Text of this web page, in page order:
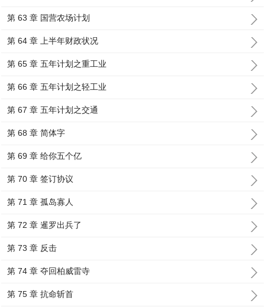
第 63 章 国营农场计划
第 64 章 上半年财政状况
第 65 章 五年计划之重工业
第 66 章 五年计划之轻工业
第 67 章 五年计划之交通
第 68 章 简体字
第 69 章 给你五个亿
第 70 章 签订协议
第 71 章 孤岛寡人
第 72 章 暹罗出兵了
第 73 章 反击
第 74 章 夺回柏威雷寺
第 75 章 抗命斩首